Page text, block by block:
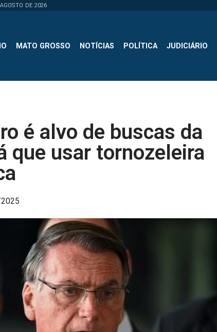
DE 2026
MATO GROSSO NOTÍCIAS POLÍTICA JUDICIÁRIO
é alvo de buscas da
que usar tornozeleira